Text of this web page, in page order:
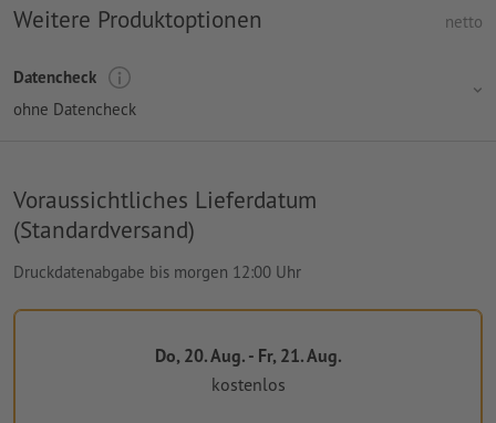
Weitere Produktoptionen netto
Datencheck
ohne Datencheck
Voraussichtliches Lieferdatum
(Standardversand)
Druckdatenabgabe bis morgen 12:00 Uhr
Do, 20. Aug. - Fr, 21. Aug.
kostenlos